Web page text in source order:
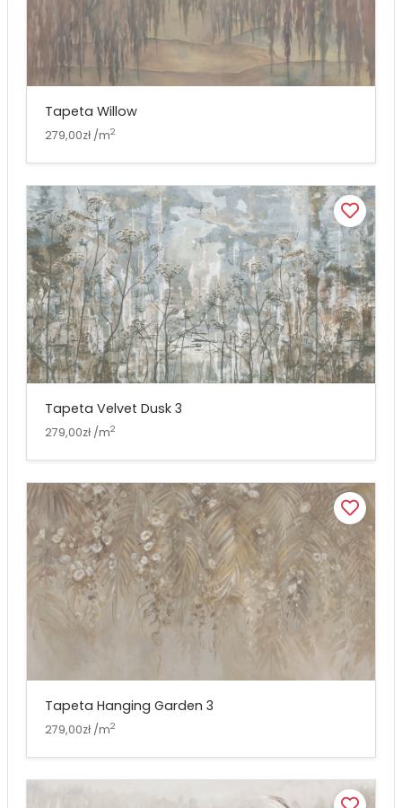
Tapeta Willow
279,00zł /m2
Tapeta Velvet Dusk 3
279,00zł /m2
Tapeta Hanging Garden 3
279,00zł /m2